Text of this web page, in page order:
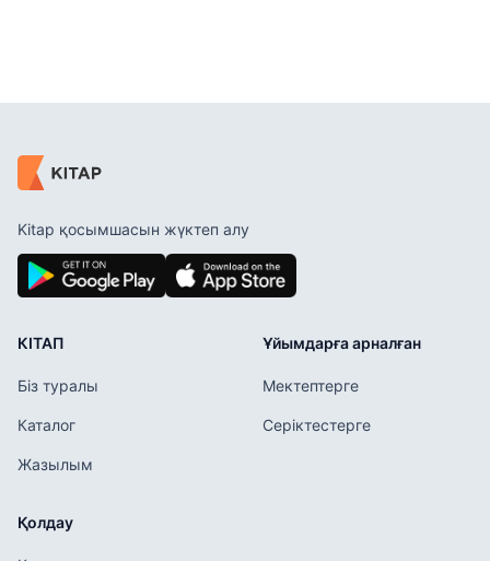
Kitap қосымшасын жүктеп алу
КІТАП
Біз туралы
Каталог
Жазылым
Ұйымдарға арналған
Мектептерге
Серіктестерге
Қолдау